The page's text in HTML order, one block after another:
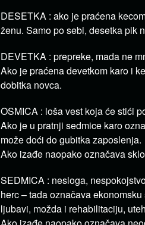
DESETKA : ako je praćena
ženu. Samo po sebi, desetka pik
DEVETKA : prepreke, mada ne
Ako je praćena devetkom karo i
dobitka novca.
OSMICA : loša vest koja će stići
Ako je u pratnji sedmice karo
može doći do gubitka zaposlenja.
Ako izađe naopako označava
SEDMICA : nesloga,
herc – tada označava
ljubavi, možda i rehabilitaciju,